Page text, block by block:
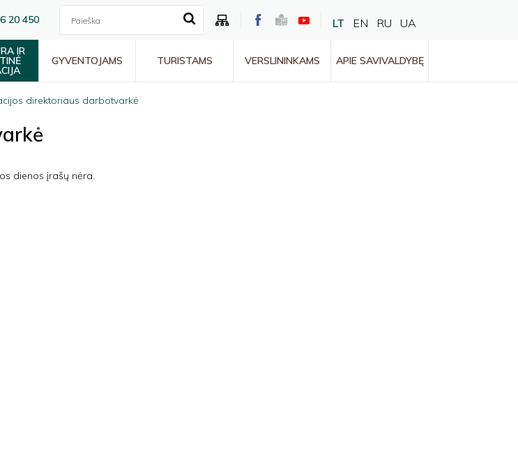
20 450 LT EN RU UA
IR
GYVENTOJAMS TURISTAMS VERSLININKAMS APIE SAVIVALDYBĘ
direktoriaus darbotvarkė
dienos įrašų nėra.